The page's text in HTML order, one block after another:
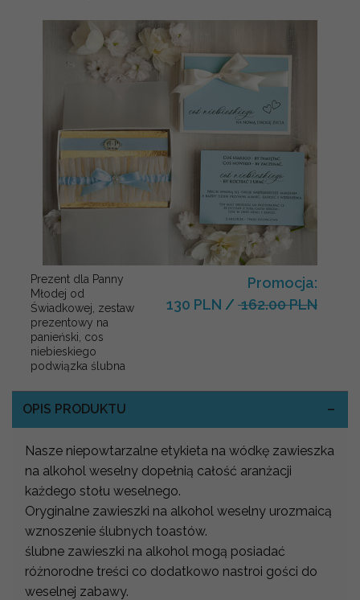
Prezent dla Panny
Młodej od
Świadkowej, zestaw
prezentowy na
panieński, cos
niebieskiego
podwiązka ślubna
Promocja:
130 PLN / 162.00 PLN
OPIS PRODUKTU
Nasze niepowtarzalne etykieta na wódkę zawieszka
na alkohol weselny dopełnią całość aranżacji
każdego stołu weselnego.
Oryginalne zawieszki na alkohol weselny urozmaicą
wznoszenie ślubnych toastów.
ślubne zawieszki na alkohol mogą posiadać
różnorodne treści co dodatkowo nastroi gości do
weselnej zabawy.